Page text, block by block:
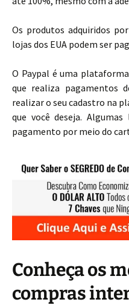
Os produtos adquiridos
lojas dos EUA podem ser
O Paypal é uma
que realiza pagamentos
realizar o seu cadastro na
que você deseja.
pagamento por meio do
Conheça os
compras